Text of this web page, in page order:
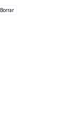
Borrar